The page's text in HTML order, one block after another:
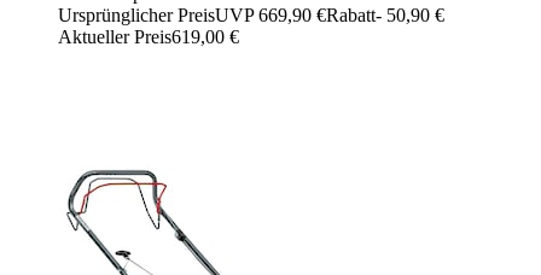
Ursprünglicher PreisUVP 669,90 €Rabatt- 50,90 €
Aktueller Preis619,00 €